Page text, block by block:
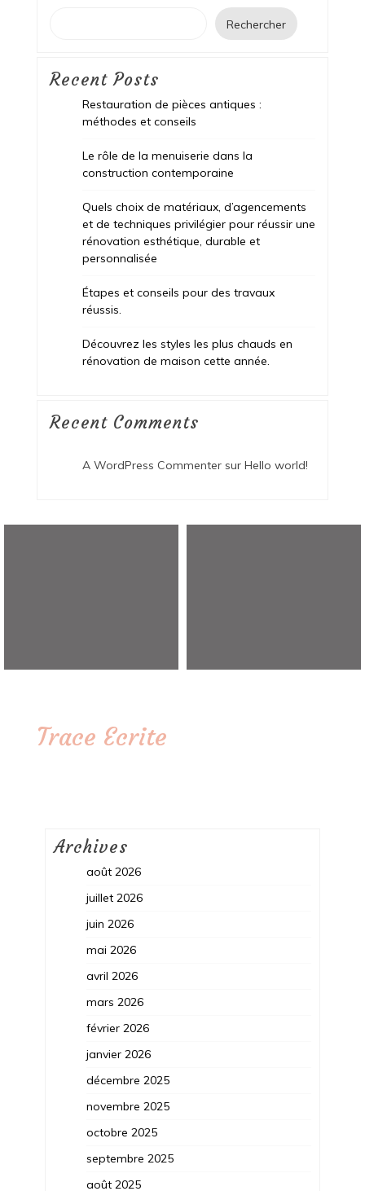
Rechercher
Recent Posts
Restauration de pièces antiques :
méthodes et conseils
Le rôle de la menuiserie dans la
construction contemporaine
Quels choix de matériaux, d’agencements
et de techniques privilégier pour réussir une
rénovation esthétique, durable et
personnalisée
Étapes et conseils pour des travaux
réussis.
Découvrez les styles les plus chauds en
rénovation de maison cette année.
Recent Comments
A WordPress Commentersur Hello world!
Trace Ecrite
Archives
août 2026
juillet 2026
juin 2026
mai 2026
avril 2026
mars 2026
février 2026
janvier 2026
décembre 2025
novembre 2025
octobre 2025
septembre 2025
août 2025